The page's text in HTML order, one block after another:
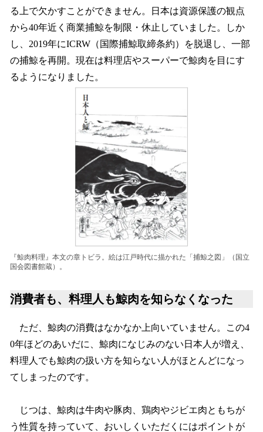
る上で欠かすことができません。日本は資源保護の観点
から40年近く商業捕鯨を制限・休止していました。しか
し、2019年にICRW（国際捕鯨取締条約）を脱退し、一部
の捕鯨を再開。現在は料理店やスーパーで鯨肉を目にす
るようになりました。
『鯨肉料理』本文の章トビラ。絵は江戸時代に描かれた「捕鯨之図」（国立
国会図書館蔵）。
消費者も、料理人も鯨肉を知らなくなった
ただ、鯨肉の消費はなかなか上向いていません。この4
0年ほどのあいだに、鯨肉になじみのない日本人が増え、
料理人でも鯨肉の扱い方を知らない人がほとんどになっ
てしまったのです。
じつは、鯨肉は牛肉や豚肉、鶏肉やジビエ肉ともちが
う性質を持っていて、おいしくいただくにはポイントが